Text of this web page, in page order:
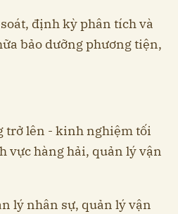
định kỳ phân tích và
bảo dưỡng phương tiện,
trở lên - kinh nghiệm tối
vực hàng hải, quản lý vận
lý nhân sự, quản lý vận